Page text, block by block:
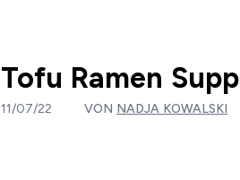
Tofu Ramen
11/07/22 VON NADJA KOWALSKI